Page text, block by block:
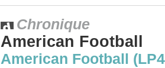
Chronique
American Football
American Football